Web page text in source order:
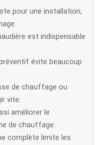
pour une installation,
est indispensable
évite beaucoup
de chauffage ou
vite.
améliorer le
de chauffage.
complète limite les